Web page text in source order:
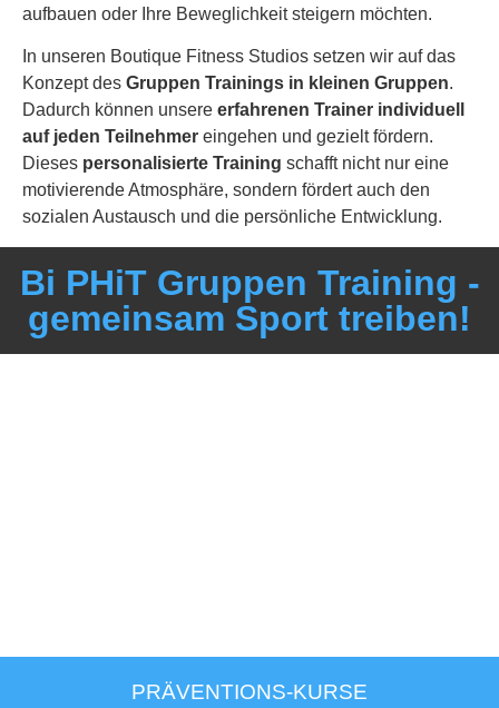
aufbauen oder Ihre Beweglichkeit steigern möchten.
In unseren Boutique Fitness Studios setzen wir auf das
Konzept des Gruppen Trainings in kleinen Gruppen.
Dadurch können unsere erfahrenen Trainer individuell
auf jeden Teilnehmer eingehen und gezielt fördern.
Dieses personalisierte Training schafft nicht nur eine
motivierende Atmosphäre, sondern fördert auch den
sozialen Austausch und die persönliche Entwicklung.
Bi PHiT Gruppen Training -
gemeinsam Sport treiben!
PRÄVENTIONS-KURSE